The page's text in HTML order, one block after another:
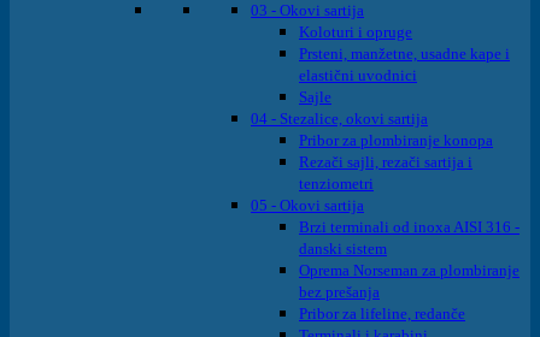
03 - Okovi sartija
Koloturi i opruge
Prsteni, manžetne, usadne kape i
elastični uvodnici
Sajle
04 - Stezalice, okovi sartija
Pribor za plombiranje konopa
Rezači sajli, rezači sartija i
tenziometri
05 - Okovi sartija
Brzi terminali od inoxa AISI 316 -
danski sistem
Oprema Norseman za plombiranje
bez prešanja
Pribor za lifeline, redanče